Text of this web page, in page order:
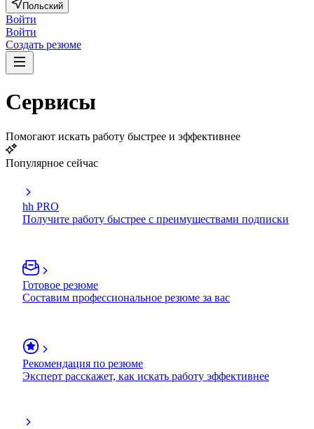
Польский
Войти
Войти
Создать резюме
Сервисы
Помогают искать работу быстрее и эффективнее
Популярное сейчас
hh PRO
Получите работу быстрее с преимуществами подписки
Готовое резюме
Составим профессиональное резюме за вас
Рекомендация по резюме
Эксперт расскажет, как искать работу эффективнее